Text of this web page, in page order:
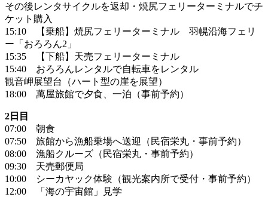
その後レンタサイクルを返却・焼尻フェリーターミナルでチ
ケット購入
15:10 【乗船】焼尻フェリーターミナル 羽幌沿海フェリ
ー「おろろん2」
15:35 【下船】天売フェリーターミナル
15:40 おろろんレンタルで自転車をレンタル
観音岬展望台（ハート型の崖を展望）
18:00 萬屋旅館で夕食、一泊（事前予約）
2日目
07:00 朝食
07:50 旅館から漁船乗場へ送迎（民宿栄丸・事前予約）
08:00 漁船クルーズ（民宿栄丸・事前予約）
09:30 天売郵便局
10:00 シーカヤック体験（観光案内所で受付・事前予約）
12:00 「海の宇宙館」見学